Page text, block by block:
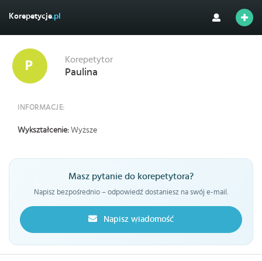
Korepetycje.pl
Korepetytor
Paulina
INFORMACJE:
Wykształcenie: Wyższe
Masz pytanie do korepetytora?
Napisz bezpośrednio – odpowiedź dostaniesz na swój e-mail.
Napisz wiadomość